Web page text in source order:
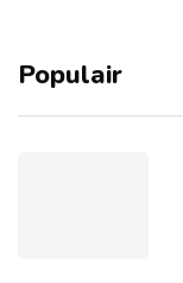
Populair